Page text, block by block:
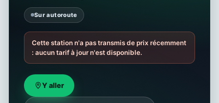
Sur autoroute
Cette station n'a pas transmis de prix récemment
: aucun tarif à jour n'est disponible.
Y aller